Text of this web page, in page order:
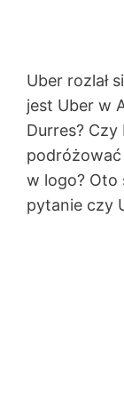
Uber rozlał
jest Uber w
Durres?
w logo? Oto
pytanie czy